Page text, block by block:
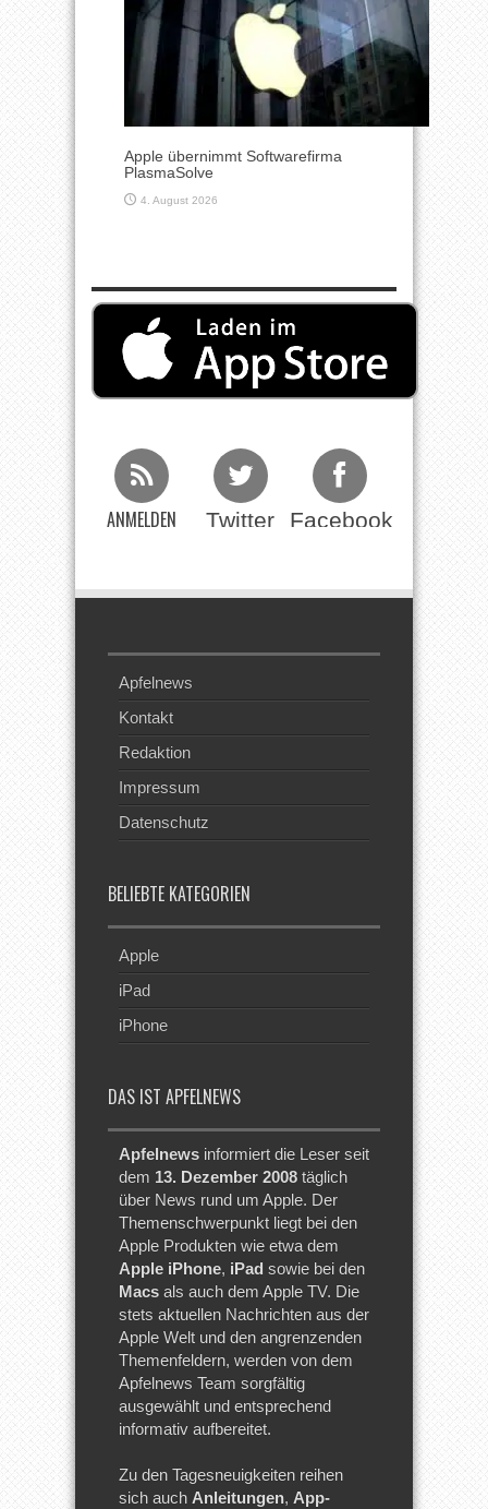
Apple übernimmt Softwarefirma
PlasmaSolve
4. August 2026
ANMELDEN Twitter Facebook
Apfelnews
Kontakt
Redaktion
Impressum
Datenschutz
BELIEBTE KATEGORIEN
Apple
iPad
iPhone
DAS IST APFELNEWS
Apfelnews informiert die Leser seit
dem 13. Dezember 2008 täglich
über News rund um Apple. Der
Themenschwerpunkt liegt bei den
Apple Produkten wie etwa dem
Apple iPhone, iPad sowie bei den
Macs als auch dem Apple TV. Die
stets aktuellen Nachrichten aus der
Apple Welt und den angrenzenden
Themenfeldern, werden von dem
Apfelnews Team sorgfältig
ausgewählt und entsprechend
informativ aufbereitet.
Zu den Tagesneuigkeiten reihen
sich auch Anleitungen, App-